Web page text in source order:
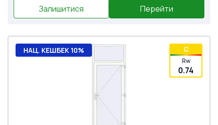
Залишитися Перейти
C
Rw
0.74
НАЦ. КЕШБЕК 10%